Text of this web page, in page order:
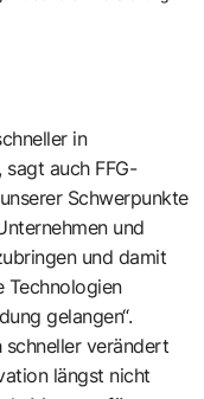
in
sagt auch FFG-
Schwerpunkte
und
und damit
Technologien
gelangen“.
schneller verändert
längst nicht